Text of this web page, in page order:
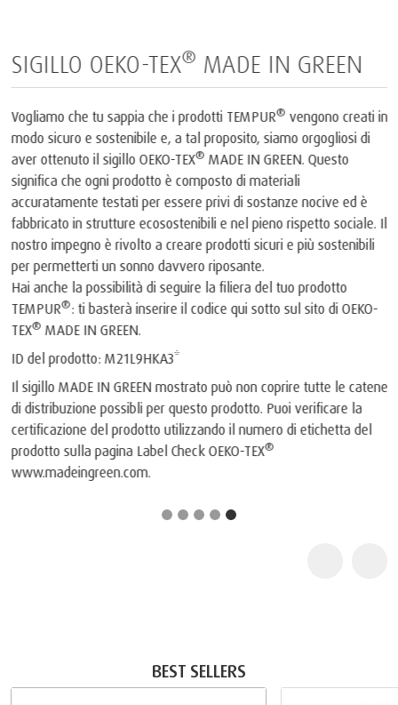
SIGILLO OEKO-TEX® MADE IN GREEN
Vogliamo che tu sappia che i prodotti TEMPUR® vengono creati in
modo sicuro e sostenibile e, a tal proposito, siamo orgogliosi di
aver ottenuto il sigillo OEKO-TEX® MADE IN GREEN. Questo
significa che ogni prodotto è composto di materiali
accuratamente testati per essere privi di sostanze nocive ed è
fabbricato in strutture ecosostenibili e nel pieno rispetto sociale. Il
nostro impegno è rivolto a creare prodotti sicuri e più sostenibili
per permetterti un sonno davvero riposante.
Hai anche la possibilità di seguire la filiera del tuo prodotto
TEMPUR®: ti basterà inserire il codice qui sotto sul sito di OEKO-
TEX® MADE IN GREEN.
ID del prodotto: M21L9HKA3*
Il sigillo MADE IN GREEN mostrato può non coprire tutte le catene
di distribuzione possibli per questo prodotto. Puoi verificare la
certificazione del prodotto utilizzando il numero di etichetta del
prodotto sulla pagina Label Check OEKO-TEX®
www.madeingreen.com.
BEST SELLERS